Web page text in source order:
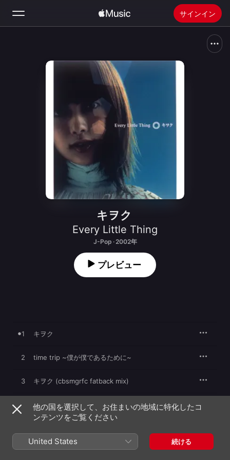
サインイン
Apple Musicをインストール
キヲク
Every Little Thing
J-Pop · 2002年
プレビュー
1 キヲク
2 time trip ~僕が僕であるために~
3 キヲク (cbsmgrfc fatback mix)
4
Experience du jazz remix)
6 time trip ~僕が僕であるために~ (Instrumental)
他の国を選択して、お住まいの地域に特化したコ
ンテンツをご覧ください
United States 続ける